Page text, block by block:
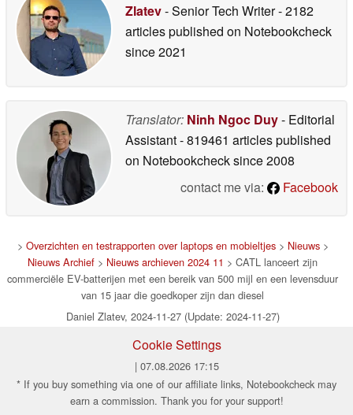
Zlatev- Senior Tech Writer- 2182
articles published on Notebookcheck
since 2021
Translator: Ninh Ngoc Duy- Editorial
Assistant- 819461 articles published
on Notebookchecksince 2008
contact me via:
Facebook
> Overzichten en testrapporten over laptops en mobieltjes> Nieuws>
Nieuws Archief > Nieuws archieven 2024 11 > CATL lanceert zijn
commerciële EV-batterijen met een bereik van 500 mijl en een levensduur
van 15 jaar die goedkoper zijn dan diesel
Daniel Zlatev, 2024-11-27 (Update: 2024-11-27)
Cookie Settings
| 07.08.2026 17:15
* If you buy something via one of our affiliate links, Notebookcheck may
earn a commission. Thank you for your support!